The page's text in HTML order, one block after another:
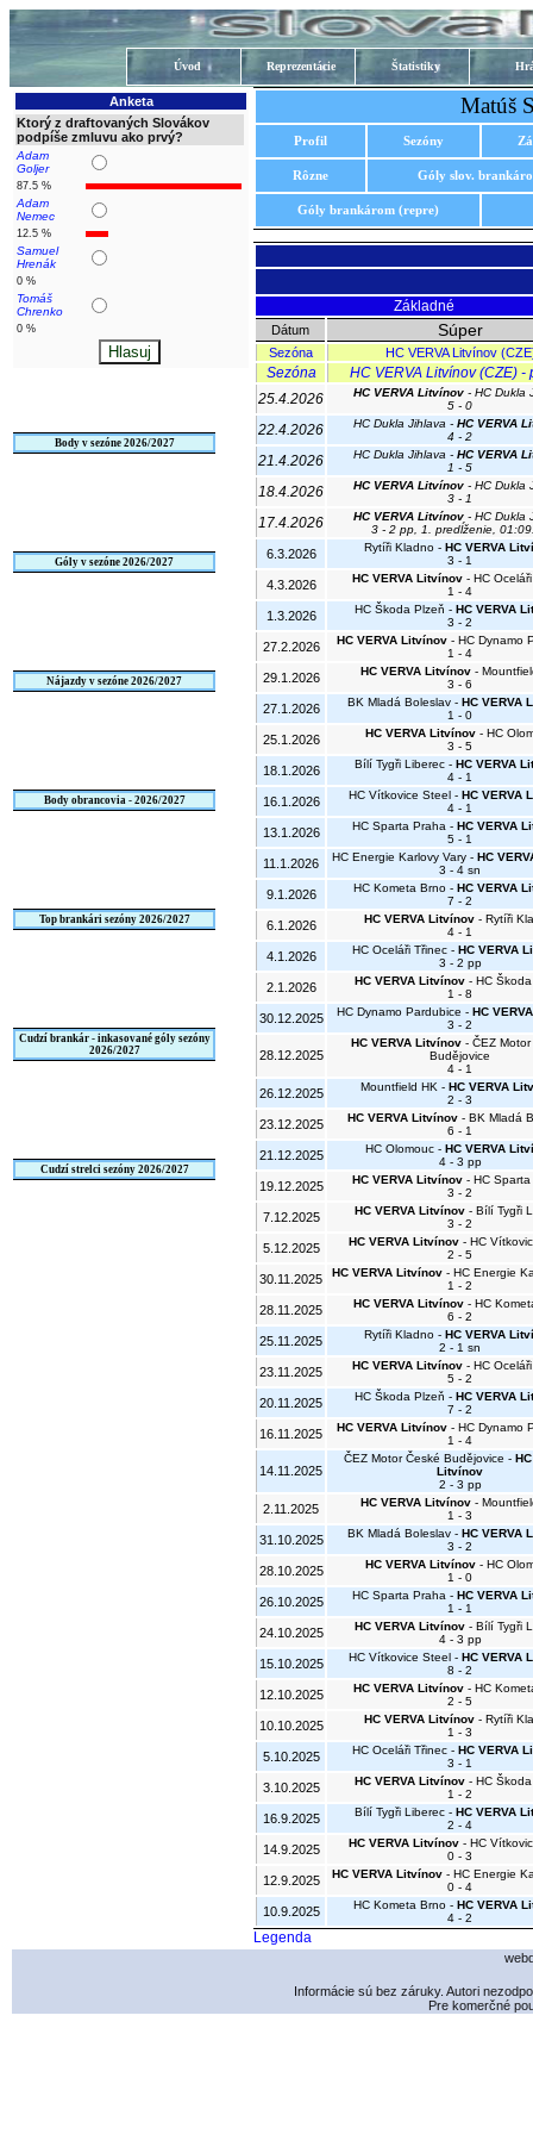
Úvod Reprezentácie Štatistiky
Anketa
Ktorý z draftovaných Slovákov
podpíše zmluvu ako prvý?
Adam
Goljer
87.5 %
Adam
Nemec
12.5 %
Samuel
Hrenák
0 %
Tomáš
Chrenko
0 %
Body v sezóne 2026/2027
Góly v sezóne 2026/2027
Nájazdy v sezóne 2026/2027
Body obrancovia - 2026/2027
Top brankári sezóny 2026/2027
Cudzí brankár - inkasované góly sezóny
2026/2027
Cudzí strelci sezóny 2026/2027
Matúš
Profil Sezóny
Rôzne Góly slov.
Góly brankárom (repre)
Základné
Dátum Súper
Sezóna HC VERVA Litvínov
Sezóna
HC VERVA Litvínov (CZE) -
25.4.2026
HC VERVA Litvínov- HC Dukla
5 - 0
22.4.2026 HC Dukla Jihlava - HC VERVA
4 - 2
21.4.2026 HC Dukla Jihlava - HC VERVA
1 - 5
18.4.2026 HC VERVA Litvínov- HC Dukla
3 - 1
17.4.2026 HC VERVA Litvínov- HC Dukla
3 - 2 pp, 1. predĺženie,
6.3.2026 Rytíři Kladno - HC VERVA
3 - 1
4.3.2026 HC VERVA Litvínov- HC Oceláři
1 - 4
1.3.2026 HC Škoda Plzeň - HC VERVA
3 - 2
27.2.2026 HC VERVA Litvínov - HC Dynamo
1 - 4
29.1.2026 HC VERVA Litvínov -
3 - 6
27.1.2026 BK Mladá Boleslav - HC VERVA
1 - 0
25.1.2026 HC VERVA Litvínov- HC
3 - 5
18.1.2026 Bílí Tygři Liberec - HC VERVA
4 - 1
16.1.2026 HC Vítkovice Steel - HC VERVA
4 - 1
13.1.2026 HC Sparta Praha - HC VERVA
5 - 1
11.1.2026 HC Energie Karlovy Vary - HC
3 - 4 sn
9.1.2026 HC Kometa Brno - HC VERVA
7 - 2
6.1.2026 HC VERVA Litvínov - Rytíři
4 - 1
4.1.2026 HC Oceláři Třinec - HC VERVA
3 - 2 pp
2.1.2026 HC VERVA Litvínov- HC Škoda
1 - 8
30.12.2025 HC Dynamo Pardubice - HC
3 - 2
28.12.2025
HC VERVA Litvínov - ČEZ
Budějovice
4 - 1
26.12.2025 Mountfield HK - HC VERVA
2 - 3
23.12.2025 HC VERVA Litvínov - BK Mladá
6 - 1
21.12.2025 HC Olomouc - HC VERVA
4 - 3 pp
19.12.2025 HC VERVA Litvínov - HC
3 - 2
7.12.2025 HC VERVA Litvínov- Bílí Tygři
3 - 2
5.12.2025 HC VERVA Litvínov- HC
2 - 5
30.11.2025 HC VERVA Litvínov - HC Energie
1 - 2
28.11.2025 HC VERVA Litvínov- HC
6 - 2
25.11.2025 Rytíři Kladno - HC VERVA
2 - 1 sn
23.11.2025 HC VERVA Litvínov- HC Oceláři
5 - 2
20.11.2025 HC Škoda Plzeň - HC VERVA
7 - 2
16.11.2025 HC VERVA Litvínov - HC Dynamo
1 - 4
14.11.2025
ČEZ Motor České Budějovice -
Litvínov
2 - 3 pp
2.11.2025 HC VERVA Litvínov -
1 - 3
31.10.2025 BK Mladá Boleslav - HC VERVA
3 - 2
28.10.2025 HC VERVA Litvínov- HC
1 - 0
26.10.2025 HC Sparta Praha - HC VERVA
1 - 1
24.10.2025 HC VERVA Litvínov- Bílí Tygři
4 - 3 pp
15.10.2025 HC Vítkovice Steel - HC VERVA
8 - 2
12.10.2025 HC VERVA Litvínov- HC
2 - 5
10.10.2025 HC VERVA Litvínov - Rytíři
1 - 3
5.10.2025 HC Oceláři Třinec - HC VERVA
3 - 1
3.10.2025 HC VERVA Litvínov- HC Škoda
1 - 2
16.9.2025 Bílí Tygři Liberec - HC VERVA
2 - 4
14.9.2025 HC VERVA Litvínov- HC
0 - 3
12.9.2025 HC VERVA Litvínov - HC Energie
0 - 4
10.9.2025 HC Kometa Brno - HC VERVA
4 - 2
Legenda
Informácie sú bez záruky. Autori
Pre komerčné